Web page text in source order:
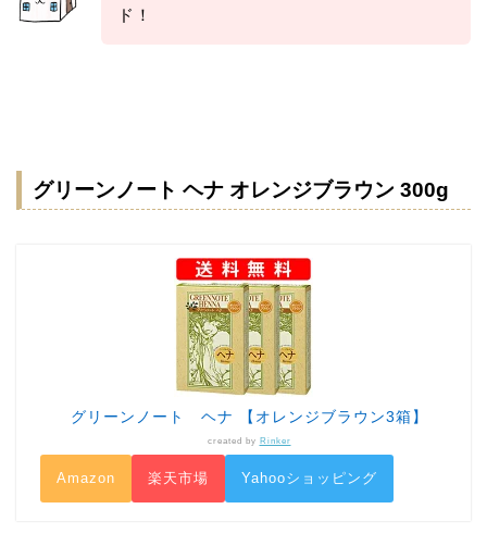
ド！
グリーンノート ヘナ オレンジブラウン 300g
グリーンノート ヘナ 【オレンジブラウン3箱】
created by Rinker
Amazon 楽天市場 Yahooショッピング